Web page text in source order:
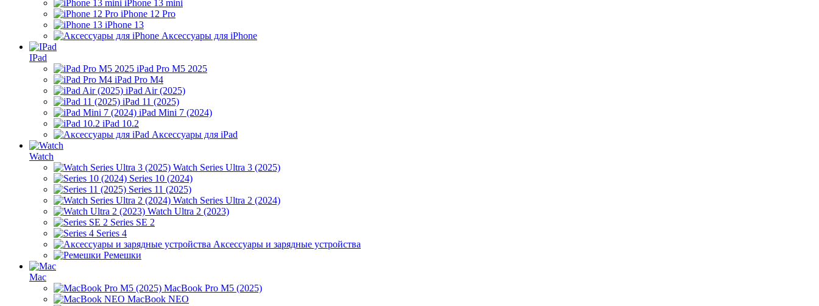
iPhone 13 mini
iPhone 12 Pro
iPhone 13
Аксессуары для iPhone
IPad
iPad Pro M5 2025
iPad Pro M4
iPad Air (2025)
iPad 11 (2025)
iPad Mini 7 (2024)
iPad 10.2
Аксессуары для iPad
Watch
Watch Series Ultra 3 (2025)
Series 10 (2024)
Series 11 (2025)
Watch Series Ultra 2 (2024)
Watch Ultra 2 (2023)
Series SE 2
Series 4
Аксессуары и зарядные устройства
Ремешки
Mac
MacBook Pro M5 (2025)
MacBook NEO